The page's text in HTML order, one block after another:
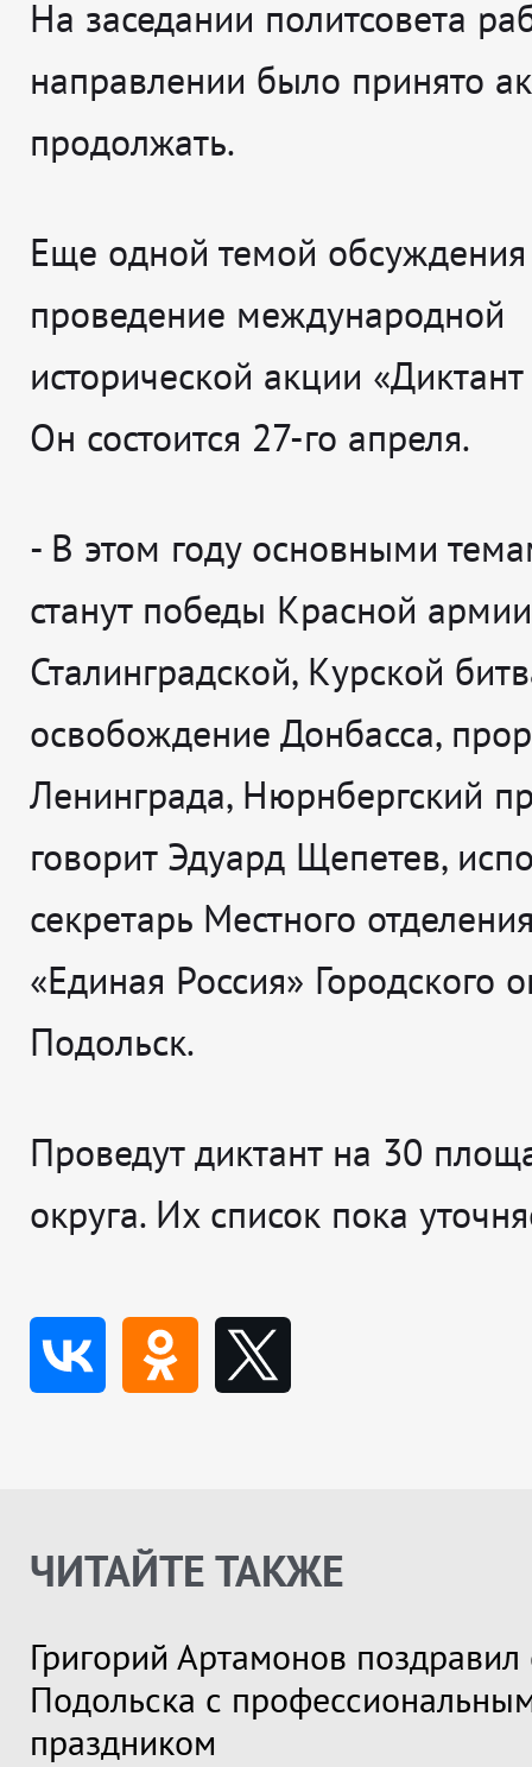
На заседании политсовета
направлении было принято
продолжать.
Еще одной темой обсуждения
проведение международной
исторической акции
Он состоится 27-го апреля.
- В этом году основными
станут победы Красной
Сталинградской, Курской
освобождение Донбасса,
Ленинграда, Нюрнбергский
говорит Эдуард Щепетев,
секретарь Местного
«Единая Россия» Городского
Подольск.
Проведут диктант на 30
округа. Их список пока
ЧИТАЙТЕ ТАКЖЕ
Григорий Артамонов поздравил
Подольска с
праздником